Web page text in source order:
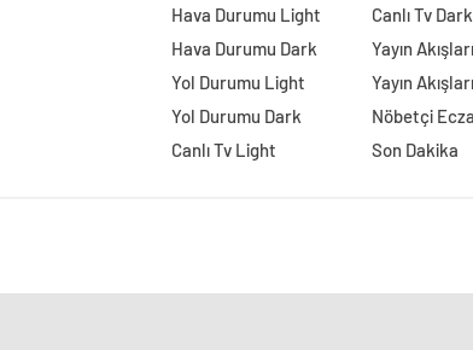
Hava Durumu Light
Hava Durumu Dark
Yol Durumu Light
Yol Durumu Dark
Canlı Tv Light
Canlı Tv Dark
Yayın
Yayın
Nöbetçi
Son Dakika